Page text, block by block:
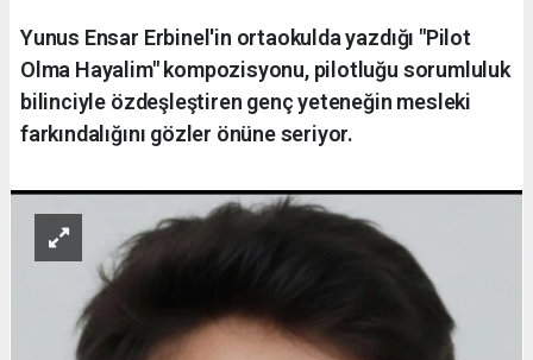
Yunus Ensar Erbinel'in ortaokulda yazdığı "Pilot
Olma Hayalim" kompozisyonu, pilotluğu sorumluluk
bilinciyle özdeşleştiren genç yeteneğin mesleki
farkındalığını gözler önüne seriyor.